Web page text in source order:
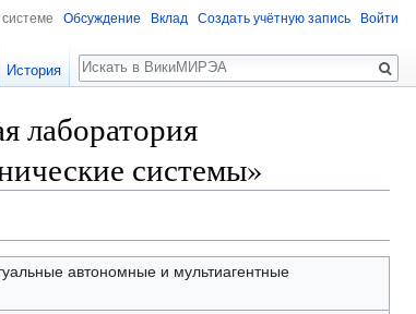
лаборатория
системы»
автономные и мультиагентные
Обсуждение Вклад Создать учётную запись Войти
История
Поиск